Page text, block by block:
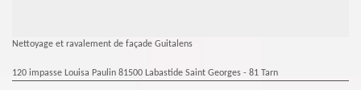
Nettoyage et ravalement de façade Guitalens
120 impasse Louisa Paulin 81500 Labastide Saint Georges - 81 Tarn